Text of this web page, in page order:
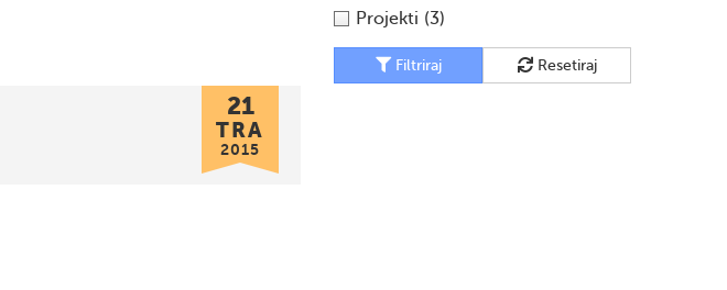
21
TRA
2015
Projekti (3)
Filtriraj Resetiraj